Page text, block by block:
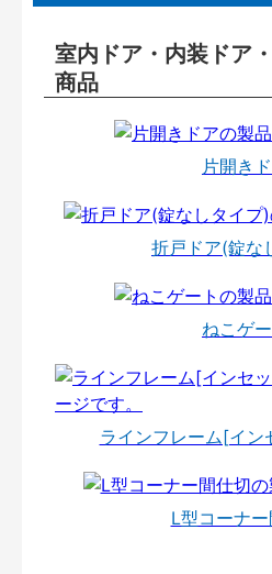
室内ドア・内装ドア
商品
片開き
折戸ドア(錠な
ねこゲ
ラインフレーム[イン
L型コーナ